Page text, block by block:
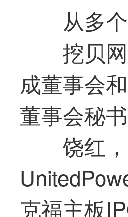
从多
挖贝
成董事会
董事会秘书
饶红
克福主板